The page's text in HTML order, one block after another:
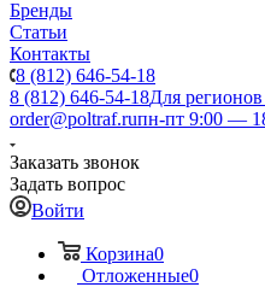
Бренды
Статьи
Контакты
8 (812) 646-54-18
8 (812) 646-54-18Для
order@poltraf.ruпн-пт 9:00 —
Заказать звонок
Задать вопрос
Войти
Корзина0
Отложенные0